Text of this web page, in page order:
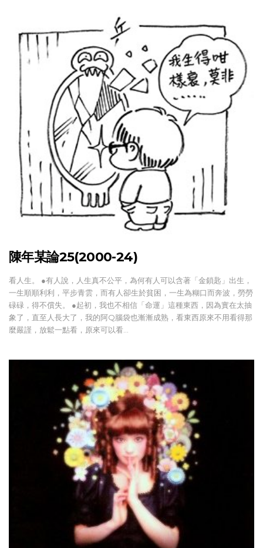
陳年某論25(2000-24)
看人生。 ●有人說，人生真不公平，為何有人可以含著「金鎖匙」出生，
一生順順利利，平步青雲，而有人卻生於貧困，一生為糊口而奔波，勞勞
碌碌，得不償失。 ●起初，我也不相信「命運」這種東西，因為實在太抽
象了，直至人長大了，我的阿Q腦袋也漸漸成熟，看東西原來不用看得那
麼嚴謹，放鬆一點看，原來可以看…